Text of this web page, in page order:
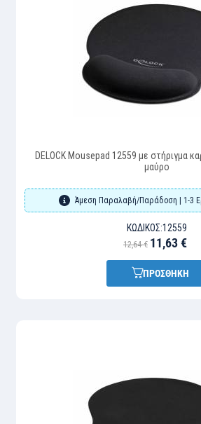
DELOCK Mousepad 12559 με στήριγμα
μαύρο
Άμεση Παραλαβή/Παράδοση | 1-3
ΚΩΔΙΚΌΣ:12559
12,64 € 11,63 €
ΠΡΟΣΘΗΚΗ